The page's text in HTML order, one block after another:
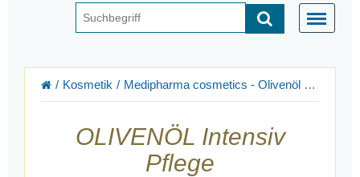
Kosmetik Medipharma cosmetics - Olivenöl und mehr
OLIVENÖL Intensiv
Pflege